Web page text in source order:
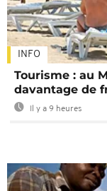
INFO
Tourisme : au
davantage de
Il y a 9 heures